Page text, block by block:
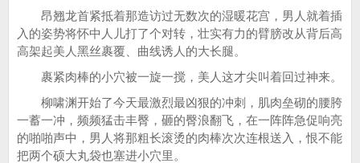
昂翘龙首紧抵着那造访过无数次的湿暖花宫，男人就着插
入的姿势将怀中人儿打了个对转，壮实有力的臂膀改从背后高
高架起美人黑丝裹覆、曲线诱人的大长腿。
裹紧肉棒的小穴被一旋一搅，美人这才尖叫着回过神来。
柳啸渊开始了今天最激烈最凶狠的冲刺，肌肉垒砌的腰胯
一蓄一冲，频频猛击丰臀，砸的臀浪翻飞，在一阵阵急促响亮
的啪啪声中，男人将那粗长滚烫的肉棒次次连根送入，恨不能
把两个硕大丸袋也塞进小穴里。